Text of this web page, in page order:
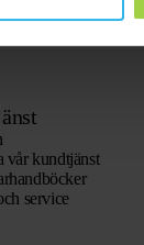
vår kundtjänst
service